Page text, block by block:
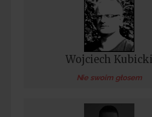
Wojciech Kubicki
Nie swoim głosem